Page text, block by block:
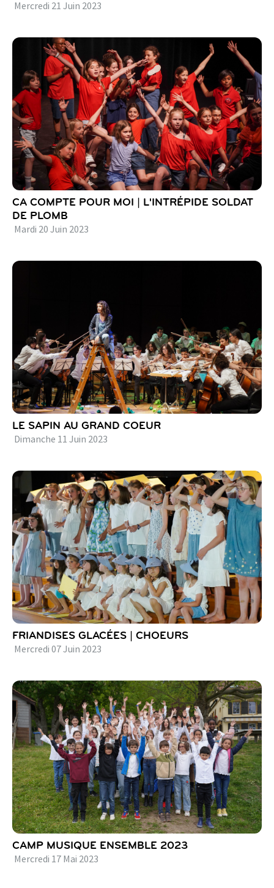
Mercredi 21 Juin 2023
CA COMPTE POUR MOI | L'INTRÉPIDE SOLDAT
DE PLOMB
Mardi 20 Juin 2023
LE SAPIN AU GRAND COEUR
Dimanche 11 Juin 2023
FRIANDISES GLACÉES | CHOEURS
Mercredi 07Juin 2023
CAMP MUSIQUE ENSEMBLE 2023
Mercredi 17 Mai 2023